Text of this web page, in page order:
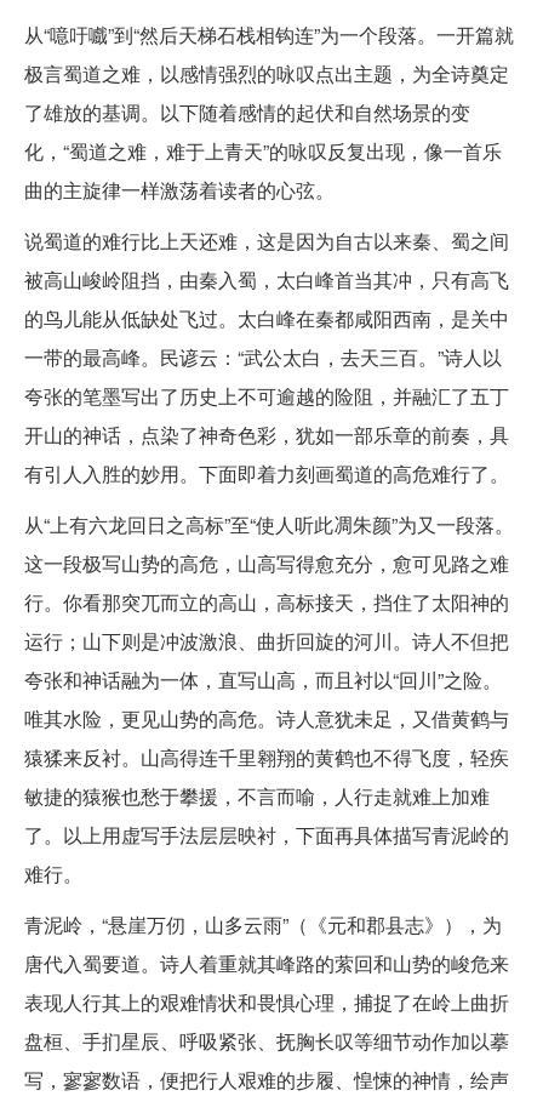
从“噫吁嚱”到“然后天梯石栈相钩连”为一个段落。一开篇就
极言蜀道之难，以感情强烈的咏叹点出主题，为全诗奠定
了雄放的基调。以下随着感情的起伏和自然场景的变
化，“蜀道之难，难于上青天”的咏叹反复出现，像一首乐
曲的主旋律一样激荡着读者的心弦。
说蜀道的难行比上天还难，这是因为自古以来秦、蜀之间
被高山峻岭阻挡，由秦入蜀，太白峰首当其冲，只有高飞
的鸟儿能从低缺处飞过。太白峰在秦都咸阳西南，是关中
一带的最高峰。民谚云：“武公太白，去天三百。”诗人以
夸张的笔墨写出了历史上不可逾越的险阻，并融汇了五丁
开山的神话，点染了神奇色彩，犹如一部乐章的前奏，具
有引人入胜的妙用。下面即着力刻画蜀道的高危难行了。
从“上有六龙回日之高标”至“使人听此凋朱颜”为又一段落。
这一段极写山势的高危，山高写得愈充分，愈可见路之难
行。你看那突兀而立的高山，高标接天，挡住了太阳神的
运行；山下则是冲波激浪、曲折回旋的河川。诗人不但把
夸张和神话融为一体，直写山高，而且衬以“回川”之险。
唯其水险，更见山势的高危。诗人意犹未足，又借黄鹤与
猿猱来反衬。山高得连千里翱翔的黄鹤也不得飞度，轻疾
敏捷的猿猴也愁于攀援，不言而喻，人行走就难上加难
了。以上用虚写手法层层映衬，下面再具体描写青泥岭的
难行。
青泥岭，“悬崖万仞，山多云雨”（《元和郡县志》），为
唐代入蜀要道。诗人着重就其峰路的萦回和山势的峻危来
表现人行其上的艰难情状和畏惧心理，捕捉了在岭上曲折
盘桓、手扪星辰、呼吸紧张、抚胸长叹等细节动作加以摹
写，寥寥数语，便把行人艰难的步履、惶悚的神情，绘声